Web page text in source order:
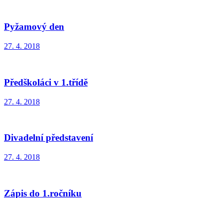
Pyžamový den
27. 4. 2018
Předškoláci v 1.třídě
27. 4. 2018
Divadelní představení
27. 4. 2018
Zápis do 1.ročníku